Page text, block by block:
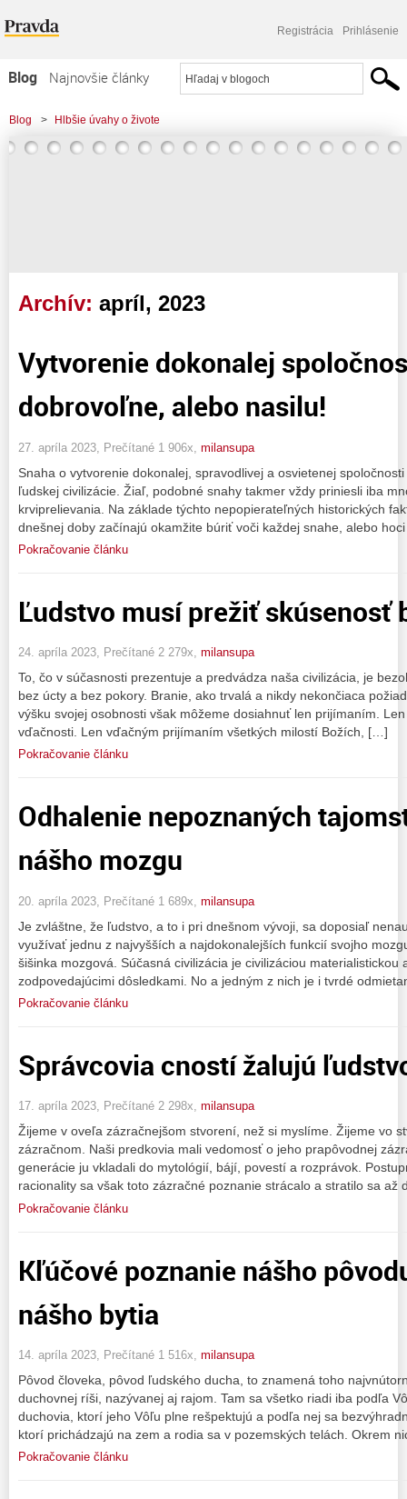
Registrácia Prihlásenie
Blog
Najnovšie články
Najčítanejšie články
Najkomentovanejšie články
Blog > Hlbšie úvahy o živote
Archív: apríl, 2023
Vytvorenie dokonalej
dobrovoľne, alebo nasilu!
27. apríla 2023, Prečítané 1 906x, milansupa
Snaha o vytvorenie dokonalej, spravodlivej a osvietenej
ľudskej civilizácie. Žiaľ, podobné snahy takmer vždy priniesli iba
krviprelievania. Na základe týchto nepopierateľných historických
dnešnej doby začínajú okamžite búriť voči každej snahe, alebo
Pokračovanie článku
Ľudstvo musí prežiť skúsenosť
24. apríla 2023, Prečítané 2 279x, milansupa
To, čo v súčasnosti prezentuje a predvádza naša civilizácia, je
bez úcty a bez pokory. Branie, ako trvalá a nikdy nekončiaca
výšku svojej osobnosti však môžeme dosiahnuť len prijímaním.
vďačnosti. Len vďačným prijímaním všetkých milostí Božích, […]
Pokračovanie článku
Odhalenie nepoznaných
nášho mozgu
20. apríla 2023, Prečítané 1 689x, milansupa
Je zvláštne, že ľudstvo, a to i pri dnešnom vývoji, sa doposiaľ
využívať jednu z najvyšších a najdokonalejších funkcií svojho
šišinka mozgová. Súčasná civilizácia je civilizáciou materialistickou
zodpovedajúcimi dôsledkami. No a jedným z nich je i tvrdé
Pokračovanie článku
Správcovia cností žalujú
17. apríla 2023, Prečítané 2 298x, milansupa
Žijeme v oveľa zázračnejšom stvorení, než si myslíme. Žijeme vo
zázračnom. Naši predkovia mali vedomosť o jeho prapôvodnej
generácie ju vkladali do mytológií, bájí, povestí a rozprávok.
racionality sa však toto zázračné poznanie strácalo a stratilo sa až
Pokračovanie článku
Kľúčové poznanie nášho
nášho bytia
14. apríla 2023, Prečítané 1 516x, milansupa
Pôvod človeka, pôvod ľudského ducha, to znamená toho
duchovnej ríši, nazývanej aj rajom. Tam sa všetko riadi iba podľa
duchovia, ktorí jeho Vôľu plne rešpektujú a podľa nej sa
ktorí prichádzajú na zem a rodia sa v pozemských telách. Okrem
Pokračovanie článku